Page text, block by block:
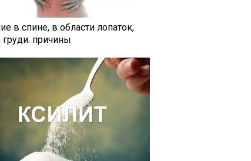
в спине, в области лопаток,
груди: причины